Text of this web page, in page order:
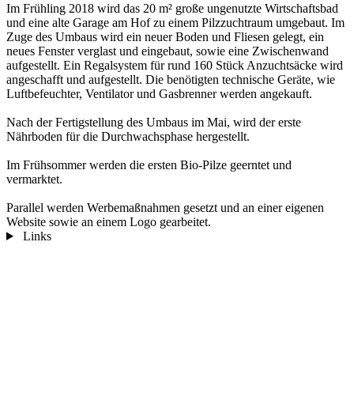
Im Frühling 2018 wird das 20 m² große ungenutzte Wirtschaftsbad
und eine alte Garage am Hof zu einem Pilzzuchtraum umgebaut. Im
Zuge des Umbaus wird ein neuer Boden und Fliesen gelegt, ein
neues Fenster verglast und eingebaut, sowie eine Zwischenwand
aufgestellt. Ein Regalsystem für rund 160 Stück Anzuchtsäcke wird
angeschafft und aufgestellt. Die benötigten technische Geräte, wie
Luftbefeuchter, Ventilator und Gasbrenner werden angekauft.
Nach der Fertigstellung des Umbaus im Mai, wird der erste
Nährboden für die Durchwachsphase hergestellt.
Im Frühsommer werden die ersten Bio-Pilze geerntet und
vermarktet.
Parallel werden Werbemaßnahmen gesetzt und an einer eigenen
Website sowie an einem Logo gearbeitet.
Links